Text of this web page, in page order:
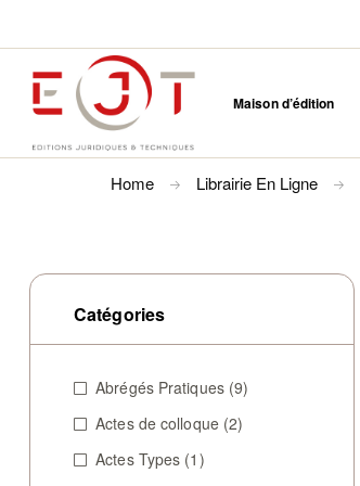
Maison d’édition
Home Librairie En Ligne
Catégories
Abrégés Pratiques (9)
Actes de colloque (2)
Actes Types (1)